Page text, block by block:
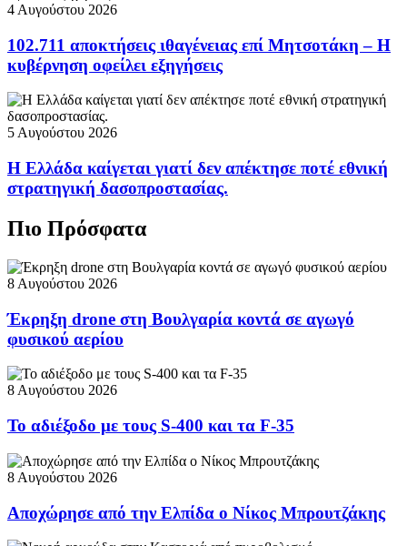
4 Αυγούστου 2026
102.711 αποκτήσεις ιθαγένειας επί Μητσοτάκη – Η
κυβέρνηση οφείλει εξηγήσεις
5 Αυγούστου 2026
Η Ελλάδα καίγεται γιατί δεν απέκτησε ποτέ εθνική
στρατηγική δασοπροστασίας.
Πιο Πρόσφατα
8 Αυγούστου 2026
Έκρηξη drone στη Βουλγαρία κοντά σε αγωγό
φυσικού αερίου
8 Αυγούστου 2026
Το αδιέξοδο με τους S-400 και τα F-35
8 Αυγούστου 2026
Αποχώρησε από την Ελπίδα ο Νίκος Μπρουτζάκης